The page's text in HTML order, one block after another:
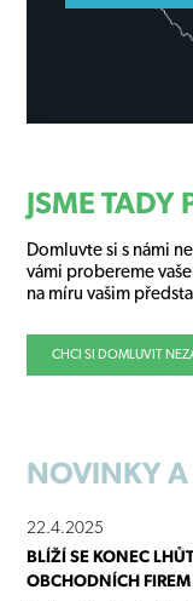
JSME TADY
Domluvte si s námi
vámi probereme
na míru vašim
CHCI SI DOMLUVIT
NOVINKYA
22.4.2025
BLÍŽÍ SE KONEC
OBCHODNÍCH FIREM